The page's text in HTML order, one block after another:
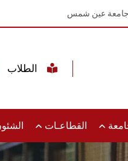
جامعة عين شمس
القطاعـات